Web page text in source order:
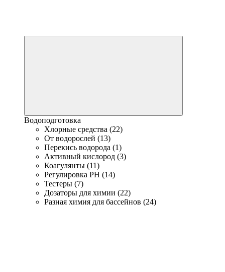
Водоподготовка
Хлорные средства (22)
От водорослей (13)
Перекись водорода (1)
Активный кислород (3)
Коагулянты (11)
Регулировка PH (14)
Тестеры (7)
Дозаторы для химии (22)
Разная химия для бассейнов (24)